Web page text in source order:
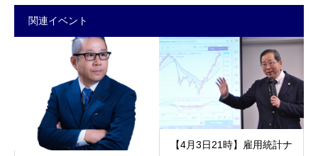
関連イベント
【4月3日21時】雇用統計ナ